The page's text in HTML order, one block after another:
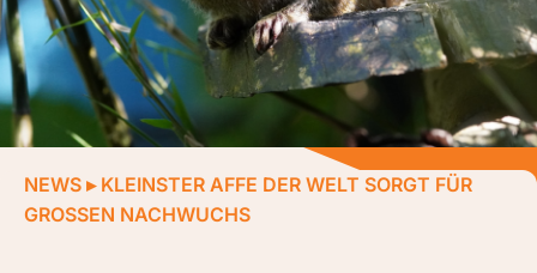
NEWS ▸ KLEINSTER AFFE DER WELT SORGT FÜR
GROSSEN NACHWUCHS